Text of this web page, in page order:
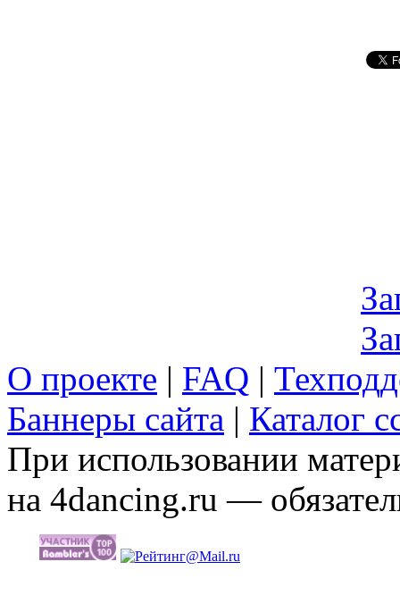
О проекте | FAQ |
Баннеры сайта | Каталог
При использовании
на 4dancing.ru —